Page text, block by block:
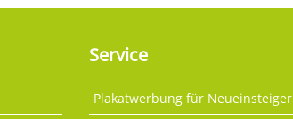
Service
Plakatwerbung für Neueinsteiger